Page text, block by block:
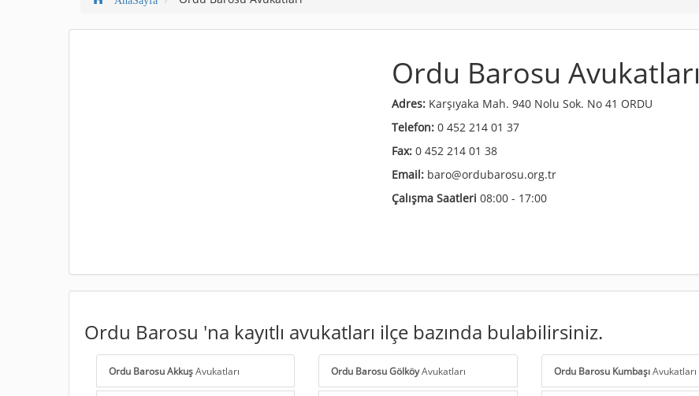
Ordu Barosu Avukatları
Adres: Karşıyaka Mah. 940 Nolu Sok. No 41 ORDU
Telefon: 0 452 214 01 37
Fax: 0 452 214 01 38
Email: baro@ordubarosu.org.tr
Çalışma Saatleri 08:00 - 17:00
Ordu Barosu 'na kayıtlı avukatları ilçe bazında bulabilirsiniz.
Ordu Barosu AkkuşAvukatları Ordu Barosu GölköyAvukatları Ordu Barosu KumbaşıAvukatları